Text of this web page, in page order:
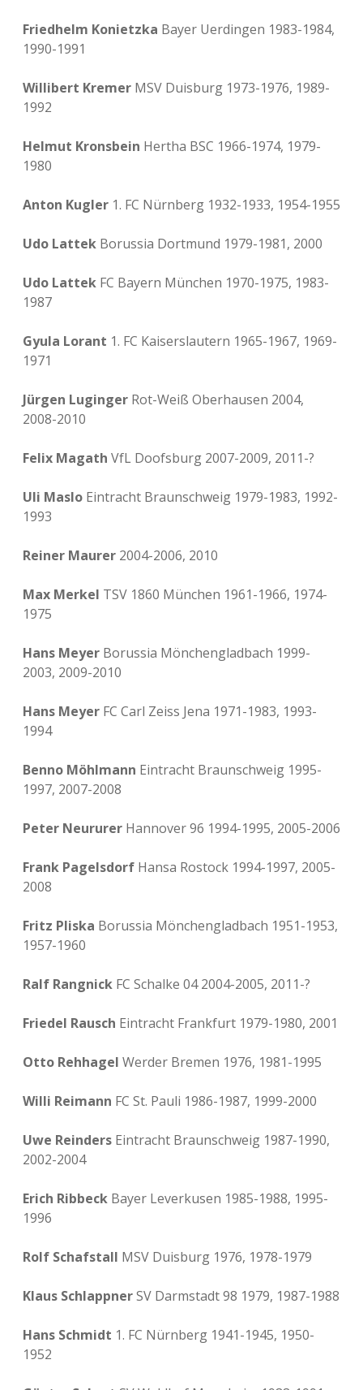
Friedhelm Konietzka Bayer Uerdingen 1983-1984,
1990-1991
Willibert Kremer MSV Duisburg 1973-1976, 1989-
1992
Helmut Kronsbein Hertha BSC 1966-1974, 1979-
1980
Anton Kugler 1. FC Nürnberg 1932-1933, 1954-1955
Udo Lattek Borussia Dortmund 1979-1981, 2000
Udo Lattek FC Bayern München 1970-1975, 1983-
1987
Gyula Lorant 1. FC Kaiserslautern 1965-1967, 1969-
1971
Jürgen Luginger Rot-Weiß Oberhausen 2004,
2008-2010
Felix Magath VfL Doofsburg 2007-2009, 2011-?
Uli Maslo Eintracht Braunschweig 1979-1983, 1992-
1993
Reiner Maurer 2004-2006, 2010
Max Merkel TSV 1860 München 1961-1966, 1974-
1975
Hans Meyer Borussia Mönchengladbach 1999-
2003, 2009-2010
Hans Meyer FC Carl Zeiss Jena 1971-1983, 1993-
1994
Benno Möhlmann Eintracht Braunschweig 1995-
1997, 2007-2008
Peter Neururer Hannover 96 1994-1995, 2005-2006
Frank Pagelsdorf Hansa Rostock 1994-1997, 2005-
2008
Fritz Pliska Borussia Mönchengladbach 1951-1953,
1957-1960
Ralf Rangnick FC Schalke 04 2004-2005, 2011-?
Friedel Rausch Eintracht Frankfurt 1979-1980, 2001
Otto Rehhagel Werder Bremen 1976, 1981-1995
Willi Reimann FC St. Pauli 1986-1987, 1999-2000
Uwe Reinders Eintracht Braunschweig 1987-1990,
2002-2004
Erich Ribbeck Bayer Leverkusen 1985-1988, 1995-
1996
Rolf Schafstall MSV Duisburg 1976, 1978-1979
Klaus SchlappnerSV Darmstadt 98 1979, 1987-1988
Hans Schmidt 1. FC Nürnberg 1941-1945, 1950-
1952